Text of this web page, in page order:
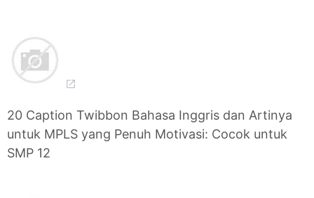
20 Caption Twibbon Bahasa Inggris dan Artinya
untuk MPLS yang Penuh Motivasi: Cocok untuk
SMP 12